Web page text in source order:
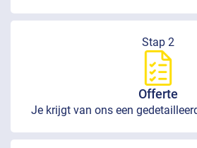
Stap 2
Offerte
Je krijgt van ons een